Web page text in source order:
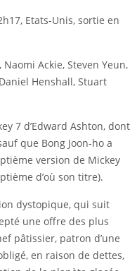
Etats-Unis, sortie en
Ackie, Steven Yeun,
Henshall, Stuart
7 d’Edward Ashton, dont
que Bong Joon-ho a
version de Mickey
d’où son titre).
dystopique, qui suit
une offre des plus
pâtissier, patron d’une
en raison de dettes,